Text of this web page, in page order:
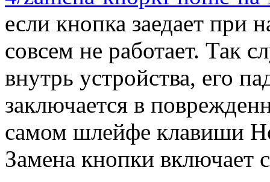
если кнопка заедает при
совсем не работает. Так
внутрь устройства, его
заключается в
самом шлейфе клавиши
Замена кнопки включает